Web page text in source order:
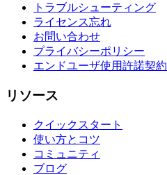
トラブルシューティング
ライセンス忘れ
お問い合わせ
プライバシーポリシー
エンドユーザ使用許諾契約
リソース
クイックスタート
使い方とコツ
コミュニティ
ブログ